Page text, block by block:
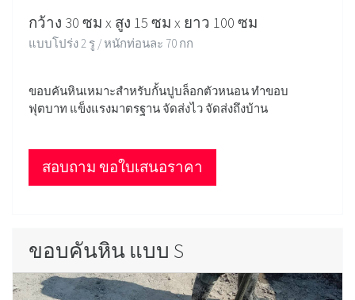
กว้าง 30 ซม x สูง 15 ซม x ยาว 100 ซม
แบบโปร่ง 2 รู / หนักท่อนละ 70 กก
ขอบคันหินเหมาะสำหรับกั้นปูบล็อกตัวหนอน ทำขอบ
ฟุตบาท แข็งแรงมาตรฐาน จัดส่งไว จัดส่งถึงบ้าน
สอบถาม ขอใบเสนอราคา
ขอบคันหิน แบบ S